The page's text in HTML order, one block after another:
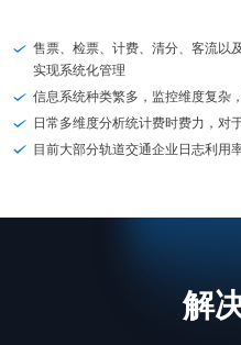
售票、检票、计费、清分、客流以
实现系统化管理
信息系统种类繁多，监控维度复杂
日常多维度分析统计费时费力，对
目前大部分轨道交通企业日志利用
解